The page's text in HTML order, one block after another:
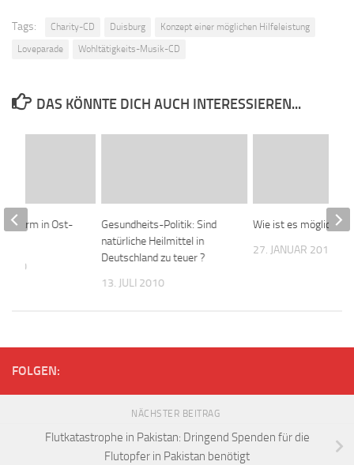
Tags: Charity-CD Duisburg
Konzept einer möglichen Hilfeleistung
Loveparade
Wohltätigkeits-Musik-CD
DAS KÖNNTE DICH AUCH INTERESSIEREN...
Gesundheits-Politik: Sind
natürliche Heilmittel in
Deutschland zu teuer ?
13. JULI 2010
Wie ist es möglich…
27. JANUAR 2011
Alarm in Ost-
2010
FOLGEN:
NÄCHSTER BEITRAG
Flutkatastrophe in Pakistan: Dringend Spenden für die
Flutopfer in Pakistan benötigt